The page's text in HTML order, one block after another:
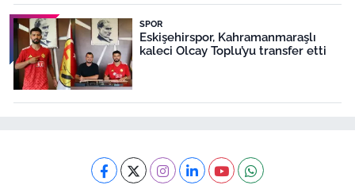
SPOR
Eskişehirspor, Kahramanmaraşlı
kaleci Olcay Toplu’yu transfer etti